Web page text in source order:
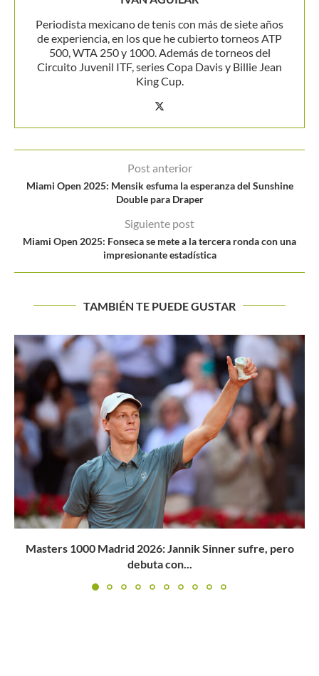
Periodista mexicano de tenis con más de siete años
de experiencia, en los que he cubierto torneos ATP
500, WTA 250 y 1000. Además de torneos del
Circuito Juvenil ITF, series Copa Davis y Billie Jean
King Cup.
Post anterior
Miami Open 2025: Mensik esfuma la esperanza del Sunshine
Double para Draper
Siguiente post
Miami Open 2025: Fonseca se mete a la tercera ronda con una
impresionante estadística
TAMBIÉN TE PUEDE GUSTAR
PABLO GONZÁLEZ, EL CAPITÁN COMPROMISO